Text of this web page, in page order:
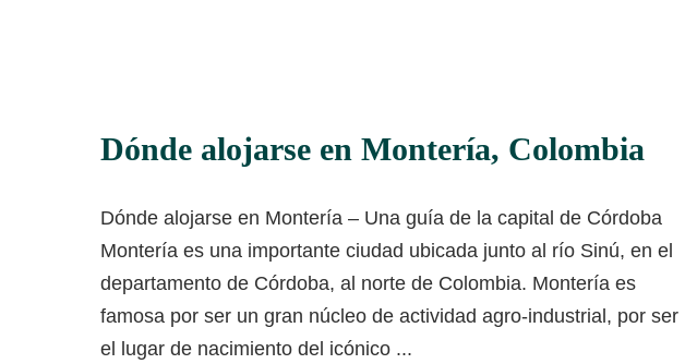
Dónde alojarse en Montería, Colombia
Dónde alojarse en Montería – Una guía de la capital de Córdoba
Montería es una importante ciudad ubicada junto al río Sinú, en el
departamento de Córdoba, al norte de Colombia. Montería es
famosa por ser un gran núcleo de actividad agro-industrial, por ser
el lugar de nacimiento del icónico ...